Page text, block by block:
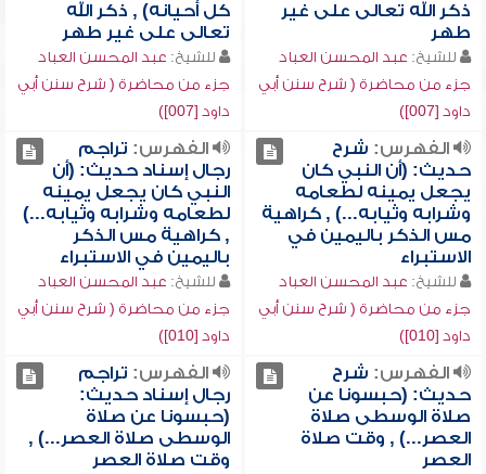
ذكر الله تعالى على غير
طهر
للشيخ: عبد المحسن العباد
جزء من محاضرة ( شرح سنن أبي
داود [007])
كل أحيانه) , ذكر الله
تعالى على غير طهر
للشيخ: عبد المحسن العباد
جزء من محاضرة ( شرح سنن أبي
داود [007])
الفهرس: شرح
حديث: (أن النبي كان
يجعل يمينه لطعامه
وشرابه وثيابه...) , كراهية
مس الذكر باليمين في
الاستبراء
للشيخ: عبد المحسن العباد
جزء من محاضرة ( شرح سنن أبي
داود [010])
الفهرس: تراجم
رجال إسناد حديث: (أن
النبي كان يجعل يمينه
لطعامه وشرابه وثيابه...)
, كراهية مس الذكر
باليمين في الاستبراء
للشيخ: عبد المحسن العباد
جزء من محاضرة ( شرح سنن أبي
داود [010])
الفهرس: شرح
حديث: (حبسونا عن
صلاة الوسطى صلاة
العصر...) , وقت صلاة
العصر
الفهرس: تراجم
رجال إسناد حديث:
(حبسونا عن صلاة
الوسطى صلاة العصر...) ,
وقت صلاة العصر